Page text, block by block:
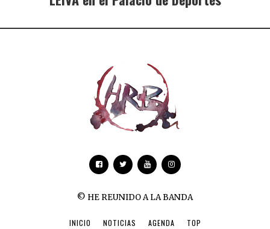
© HE REUNIDO A LA BANDA
INICIO NOTICIAS AGENDA TOP